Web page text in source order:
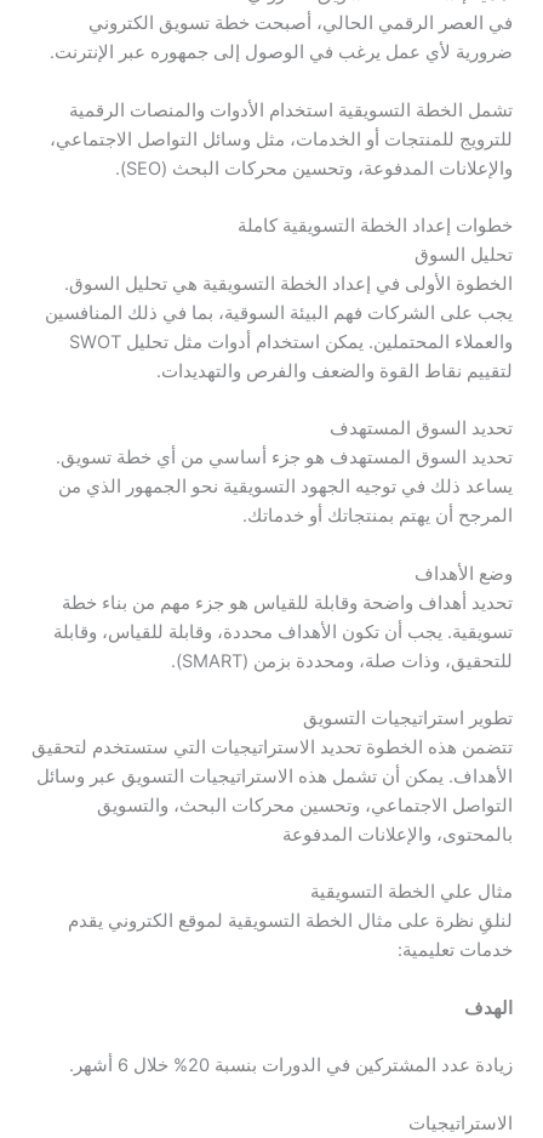
في العصر الرقمي الحالي، أصبحت خطة تسويق الكتروني
ضرورية لأي عمل يرغب في الوصول إلى جمهوره عبر الإنترنت.
تشمل الخطة التسويقية استخدام الأدوات والمنصات الرقمية
للترويج للمنتجات أو الخدمات، مثل وسائل التواصل الاجتماعي،
والإعلانات المدفوعة، وتحسين محركات البحث (SEO).
خطوات إعداد الخطة التسويقية كاملة
تحليل السوق
الخطوة الأولى في إعداد الخطة التسويقية هي تحليل السوق.
يجب على الشركات فهم البيئة السوقية، بما في ذلك المنافسين
والعملاء المحتملين. يمكن استخدام أدوات مثل تحليل SWOT
لتقييم نقاط القوة والضعف والفرص والتهديدات.
تحديد السوق المستهدف
تحديد السوق المستهدف هو جزء أساسي من أي خطة تسويق.
يساعد ذلك في توجيه الجهود التسويقية نحو الجمهور الذي من
المرجح أن يهتم بمنتجاتك أو خدماتك.
وضع الأهداف
تحديد أهداف واضحة وقابلة للقياس هو جزء مهم من بناء خطة
تسويقية. يجب أن تكون الأهداف محددة، وقابلة للقياس، وقابلة
للتحقيق، وذات صلة، ومحددة بزمن (SMART).
تطوير استراتيجيات التسويق
تتضمن هذه الخطوة تحديد الاستراتيجيات التي ستستخدم لتحقيق
الأهداف. يمكن أن تشمل هذه الاستراتيجيات التسويق عبر وسائل
التواصل الاجتماعي، وتحسين محركات البحث، والتسويق
بالمحتوى، والإعلانات المدفوعة
مثال علي الخطة التسويقية
لنلقِ نظرة على مثال الخطة التسويقية لموقع الكتروني يقدم
خدمات تعليمية:
الهدف
زيادة عدد المشتركين في الدورات بنسبة 20% خلال 6 أشهر.
الاستراتيجيات